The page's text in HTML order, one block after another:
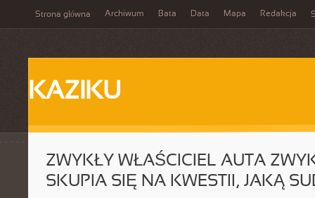
Strona główna Archiwum Bata Data Mapa Redakcja
KAZIKU
ZWYKŁY WŁAŚCICIEL AUTA
SKUPIA SIĘ NA KWESTII, JAKĄ